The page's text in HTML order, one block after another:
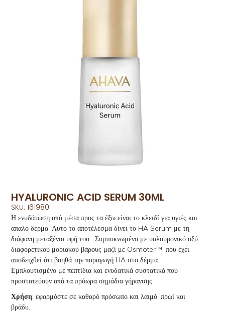
HYALURONIC ACID SERUM 30ML
SKU: 161980
Η ενυδάτωση από μέσα προς τα έξω είναι το κλειδί για υγιές και
απαλό δέρμα. Αυτό το αποτέλεσμα δίνει το HA Serum με τη
διάφανη μεταξένια υφή του . Συμπυκνωμένο με υαλουρονικό οξύ
διαφορετικού μοριακού βάρους μαζί με Osmoter™, που έχει
αποδειχθεί ότι βοηθά την παραγωγή HA στο δέρμα.
Εμπλουτισμένο με πεπτίδια και ενυδατικά συστατικά που
προστατεύουν από τα πρόωρα σημάδια γήρανσης.
Χρήση: εφαρμόστε σε καθαρό πρόσωπο και λαιμό, πρωί και
βράδυ.